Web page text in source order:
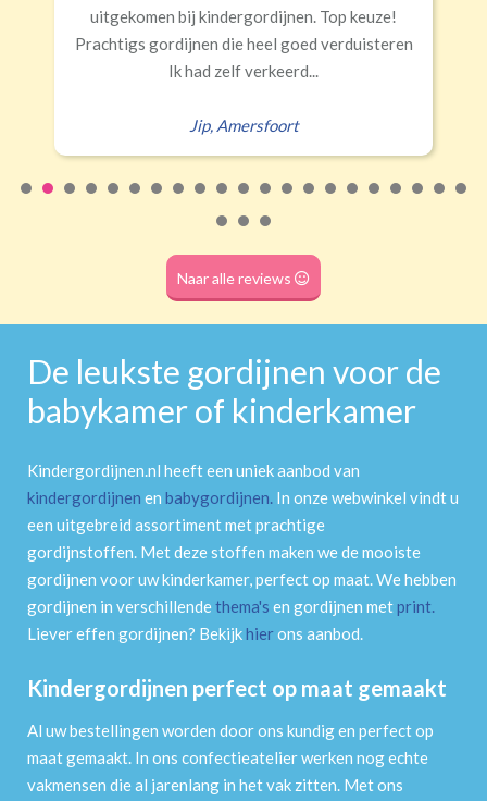
Top keuze!
verduisteren
Erald,Zeist
Naar alle reviews
De leukste gordijnen voor de
babykamer of kinderkamer
Kindergordijnen.nl heeft een uniek aanbod van
kindergordijnen en babygordijnen. In onze webwinkel vindt u
een uitgebreid assortiment met prachtige
gordijnstoffen. Met deze stoffen maken we de mooiste
gordijnen voor uw kinderkamer, perfect op maat. We hebben
gordijnen in verschillendethema's en gordijnen metprint.
Liever effen gordijnen? Bekijkhierons aanbod.
Kindergordijnen perfect op maat gemaakt
Al uw bestellingen worden door ons kundig en perfect op
maat gemaakt. In ons confectieatelier werken nog echte
vakmensen die al jarenlang in het vak zitten. Met ons